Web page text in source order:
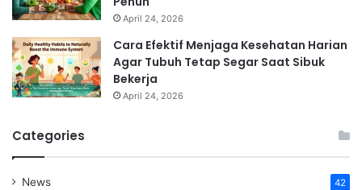
April 24, 2026
Cara Efektif Menjaga Kesehatan Harian
Agar Tubuh Tetap Segar Saat Sibuk
Bekerja
April 24, 2026
Categories
News 42